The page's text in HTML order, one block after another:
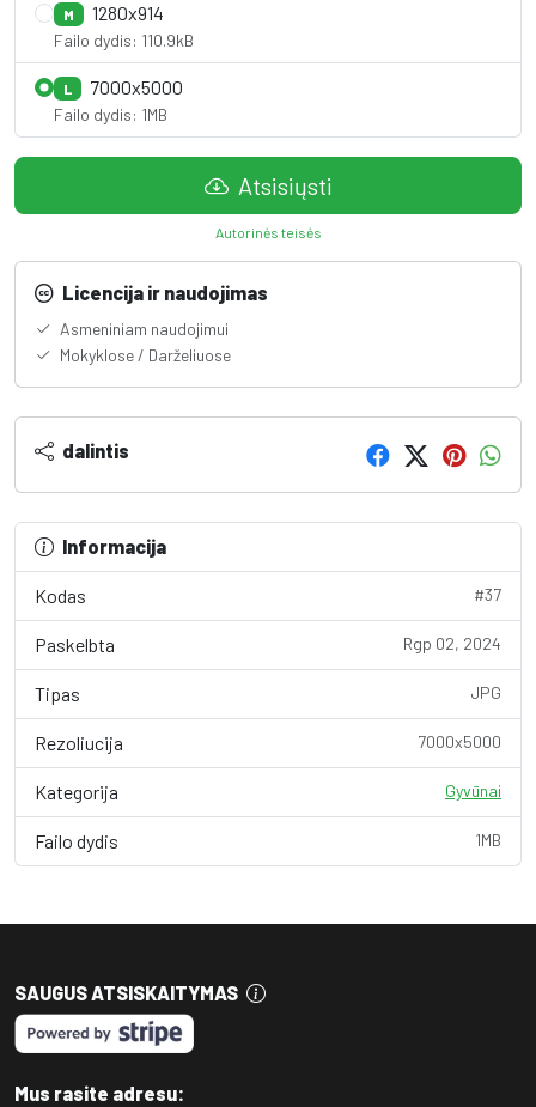
M 1280x914
Failo dydis: 110.9kB
L 7000x5000
Failo dydis: 1MB
Atsisiųsti
Autorinės teisės
Licencija ir naudojimas
Asmeniniam naudojimui
Mokyklose / Darželiuose
dalintis
Informacija
Kodas #37
Paskelbta Rgp 02, 2024
Tipas JPG
Rezoliucija 7000x5000
Kategorija Gyvūnai
Failo dydis 1MB
SAUGUS ATSISKAITYMAS
Mus rasite adresu: